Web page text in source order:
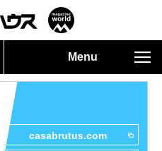
Menu
casabrutus.com